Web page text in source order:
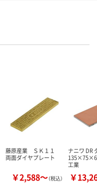
藤原産業 ＳＫ１１
両面ダイヤプレート
￥2,588～（税込）
ナニワ DR
135×75×6
工業
￥